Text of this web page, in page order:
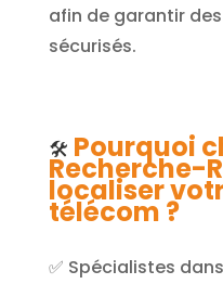
afin de garantir
sécurisés.
🛠️ Pourquoi
Recherche-
localiser
télécom ?
✅ Spécialistes